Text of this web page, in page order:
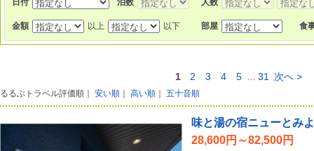
日付 泊数 人数
金額 以上 以下 部屋 食
1 2 3 4 5 … 31 次へ >
るるぶトラベル評価順 安い順 高い順 五十音順
味と湯の宿ニューとみ
28,600円～82,500円